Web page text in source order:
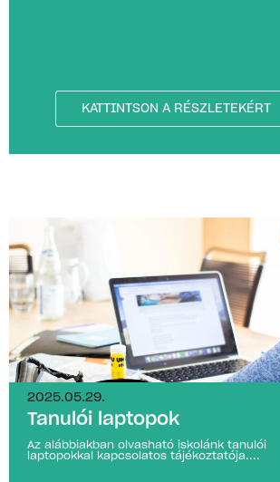
KATTINTSON A RÉSZLETEKÉRT
2025.05.29.
Tanulói laptopok
Az alábbiakban olvasható iskolánk tanulói
laptopokkal kapcsolatos tájékoztatója....